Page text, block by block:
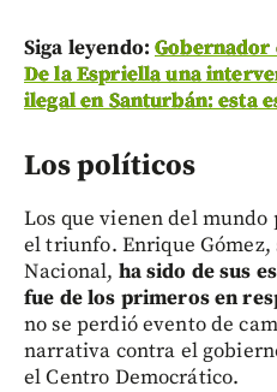
Siga leyendo:Gobernador
De la Espriella una
ilegal en Santurbán: esta
Los políticos
Los que vienen del
el triunfo. Enrique Gómez,
Nacional, ha sido de sus
fue de los primeros en
no se perdió evento de
narrativa contra el
el Centro Democrático.